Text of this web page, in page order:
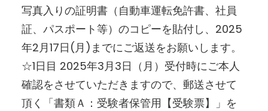
写真入りの証明書（自動車運転免許書、社員
証、パスポート等）のコピーを貼付し、2025
年2月17日(月)までにご返送をお願いします。
☆1日目 2025年3月3日（月）受付時にご本人
確認をさせていただきますので、郵送させて
頂く「書類Ａ：受験者保管用【受験票】」を